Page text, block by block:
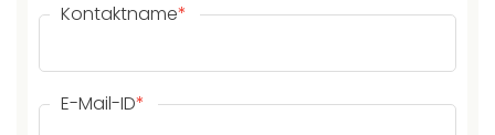
Kontaktname*
E-Mail-ID*